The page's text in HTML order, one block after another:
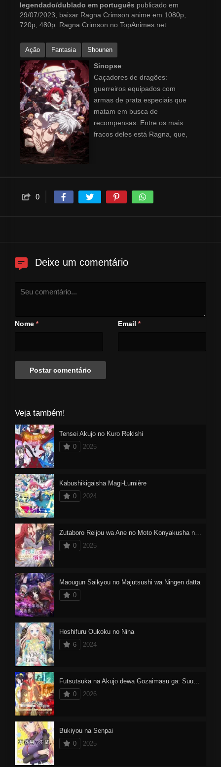
legendado/dublado em português publicado em
29/07/2023, baixar Ragna Crimson anime em 1080p,
720p, 480p. Ragna Crimson no TopAnimes.net
Ação Fantasia Shounen
Sinopse:
Caçadores de dragões:
guerreiros equipados com
armas de prata especiais que
matam em busca de
recompensas. Entre os mais
fracos deles está Ragna, que,
que já acumulou inúmeros
abates. Tudo que Ragna deseja
0
Deixe um comentário
Nome * Email *
Veja também!
Tensei Akujo no Kuro Rekishi
0
2025
Kabushikigaisha Magi-Lumière
0
2024
0
2025
Maougun Saikyou no Majutsushi wa Ningen datta
0
Hoshifuru Oukoku no Nina
6
2024
0
2026
Bukiyou na Senpai
0
2025